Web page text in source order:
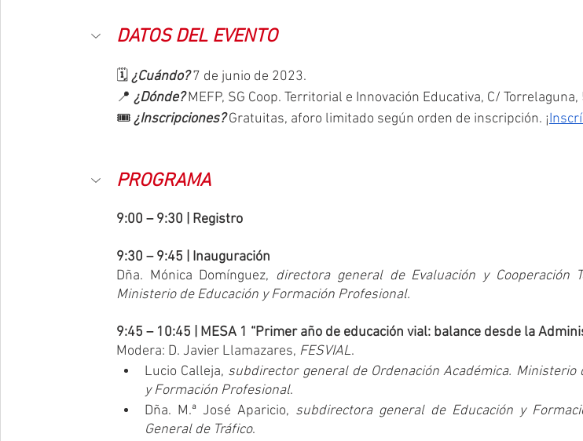
DATOS DEL EVENTO
🗓️ ¿Cuándo? 7 de junio de 2023.
📍 ¿Dónde? MEFP, SG Coop. Territorial e Innovación Educativa, C/
🎟️ ¿Inscripciones? Gratuitas, aforo limitado según orden de inscripción. ¡
PROGRAMA
9:00 – 9:30 | Registro
9:30 – 9:45 | Inauguración
Dña. Mónica Domínguez, directora general de Evaluación y Cooperación
Ministerio de Educación y Formación Profesional.
9:45 – 10:45 | MESA 1 “Primer año de educación vial: balance desde la
Modera: D. Javier Llamazares, FESVIAL.
Lucio Calleja, subdirector general de Ordenación Académica. Ministerio
y Formación Profesional.
Dña. M.ª José Aparicio, subdirectora general de Educación y
General de Tráfico.